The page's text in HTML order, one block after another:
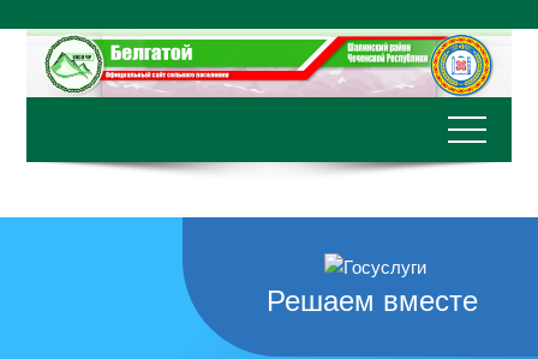
содержимому
Решаем вместе